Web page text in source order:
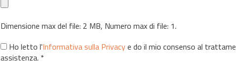
Dimensione max del file: 2 MB, Numero max di file: 1.
Ho letto l'Informativa sulla Privacye do il mio consenso al
assistenza. *